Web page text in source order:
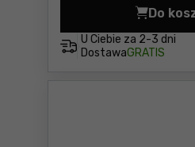
U Ciebie za 2-3 dni
DostawaGRATIS
Do